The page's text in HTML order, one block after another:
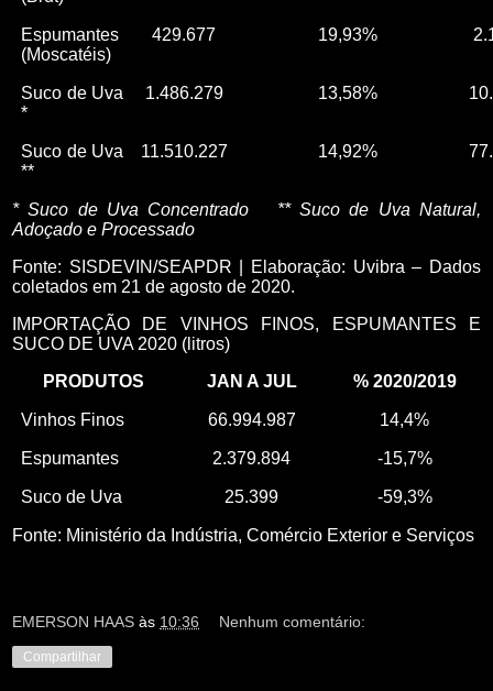
Espumantes
(Moscatéis)
429.677 19,93%
Suco de Uva
*
1.486.279 13,58%
Suco de Uva
**
11.510.227 14,92%
* Suco de Uva Concentrado ** Suco de Uva Natural,
Adoçado e Processado
Fonte: SISDEVIN/SEAPDR | Elaboração: Uvibra – Dados
coletados em 21 de agosto de 2020.
IMPORTAÇÃO DE VINHOS FINOS, ESPUMANTES E
SUCO DE UVA 2020 (litros)
PRODUTOS JAN A JUL % 2020/2019
Vinhos Finos 66.994.987 14,4%
Espumantes 2.379.894 -15,7%
Suco de Uva 25.399 -59,3%
Fonte: Ministério da Indústria, Comércio Exterior e Serviços
EMERSON HAAS às 10:36 Nenhum comentário:
Compartilhar